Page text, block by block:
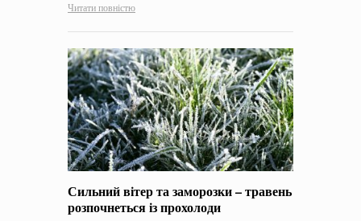
Читати повністю
Сильний вітер та заморозки – травень
розпочнеться із прохолоди